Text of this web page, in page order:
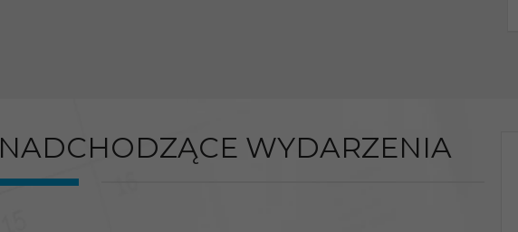
NADCHODZĄCE WYDARZENIA